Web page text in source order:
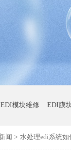
EDI模块维修 EDI膜
闻 > 水处理edi系统如